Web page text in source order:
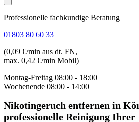
Professionelle fachkundige Beratung
01803 80 60 33
(0,09 €/min aus dt. FN,
max. 0,42 €/min Mobil)
Montag-Freitag 08:00 - 18:00
Wochenende 08:00 - 14:00
Nikotingeruch entfernen in
professionelle Reinigung Ihrer